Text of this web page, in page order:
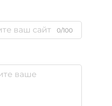
0/100